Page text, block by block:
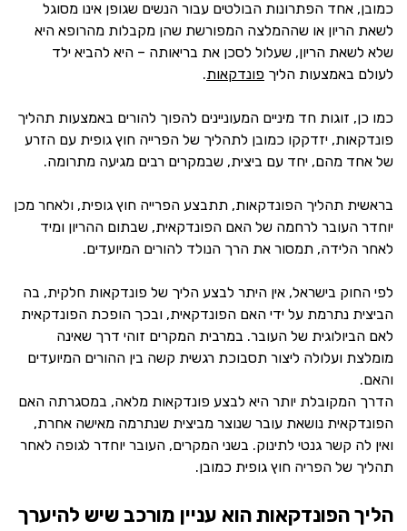
כמובן, אחד הפתרונות הבולטים עבור הנשים שגופן אינו מסוגל
לשאת הריון או שההמלצה המפורשת שהן מקבלות מהרופא היא
שלא לשאת הריון, שעלול לסכן את בריאותה – היא להביא ילד
לעולם באמצעות הליך פונדקאות.
כמו כן, זוגות חד מיניים המעוניינים להפוך להורים באמצעות תהליך
פונדקאות, יזדקקו כמובן לתהליך של הפרייה חוץ גופית עם הזרע
של אחד מהם, יחד עם ביצית, שבמקרים רבים מגיעה מתרומה.
בראשית תהליך הפונדקאות, תתבצע הפרייה חוץ גופית, ולאחר מכן
יוחדר העובר לרחמה של האם הפונדקאית, שבתום ההריון ומיד
לאחר הלידה, תמסור את הרך הנולד להורים המיועדים.
לפי החוק בישראל, אין היתר לבצע הליך של פונדקאות חלקית, בה
הביצית נתרמת על ידי האם הפונדקאית, ובכך הופכת הפונדקאית
לאם הביולוגית של העובר. במרבית המקרים זוהי דרך שאינה
מומלצת ועלולה ליצור תסבוכת רגשית קשה בין ההורים המיועדים
והאם.
הדרך המקובלת יותר היא לבצע פונדקאות מלאה, במסגרתה האם
הפונדקאית נושאת עובר שנוצר מביצית שנתרמה מאישה אחרת,
ואין לה קשר גנטי לתינוק. בשני המקרים, העובר יוחדר לגופה לאחר
תהליך של הפריה חוץ גופית כמובן.
הליך הפונדקאות הוא עניין מורכב שיש להיערך